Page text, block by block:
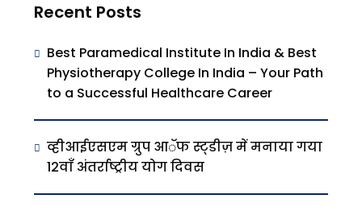
Recent Posts
Best Paramedical Institute In India & Best
Physiotherapy College In India – Your Path
to a Successful Healthcare Career
व्हीआईएसएम ग्रुप आॅफ स्ट्डीज़ में मनाया गया
12वाँ अंतर्राष्ट्रीय योग दिवस